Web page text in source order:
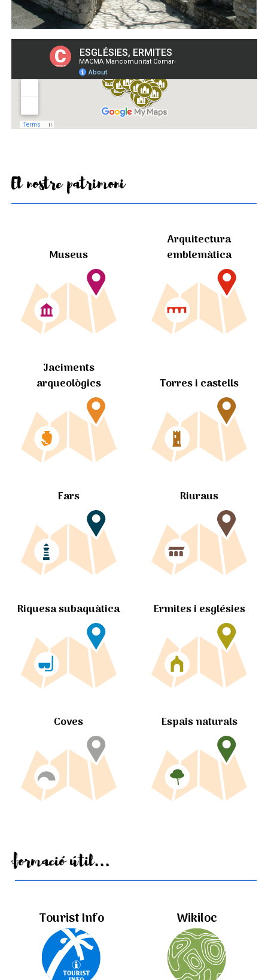
El nostre patrimoni
Museus
Arquitectura
emblemàtica
Jaciments
arqueològics
Torres i castells
Fars Riuraus
Riquesa subaquàtica Ermites i esglésies
Coves Espais naturals
Informació útil...
Tourist Info Wikiloc